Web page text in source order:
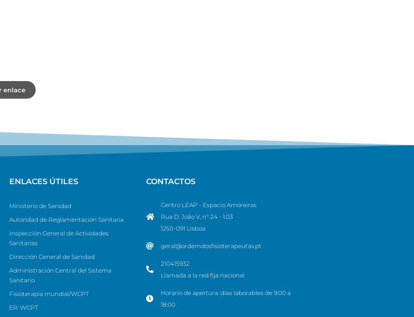
enlace
ENLACES ÚTILES
Ministerio de Sanidad
Autoridad de Reglamentación Sanitaria
Inspección General de Actividades
Sanitarias
Dirección General de Sanidad
Administración Central del Sistema
Sanitario
Fisioterapia mundial/WCPT
ER-WCPT
CONTACTOS
Centro LEAP - Espacio Amoreiras
Rua D. João V, n° 24 - 1.03
1250-091 Lisboa
geral@ordemdosfisioterapeutas.pt
210415932
Llamada a la red fija nacional
Horario de apertura: días laborables de 9:00 a
18:00